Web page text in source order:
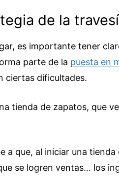
de la
es importante tener
parte de la puesta en
ciertas dificultades.
tienda de zapatos, que
a que, al iniciar una
se logren ventas… los